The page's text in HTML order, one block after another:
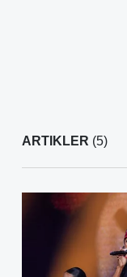
ARTIKLER (5)